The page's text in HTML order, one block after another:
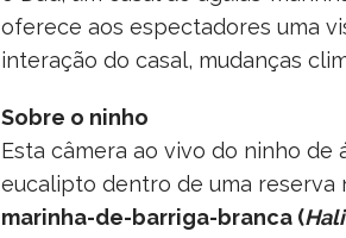
oferece aos espectadores uma
interação do casal, mudanças
Sobre o ninho
Esta câmera ao vivo do ninho de
eucalipto dentro de uma reserva
marinha-de-barriga-branca (